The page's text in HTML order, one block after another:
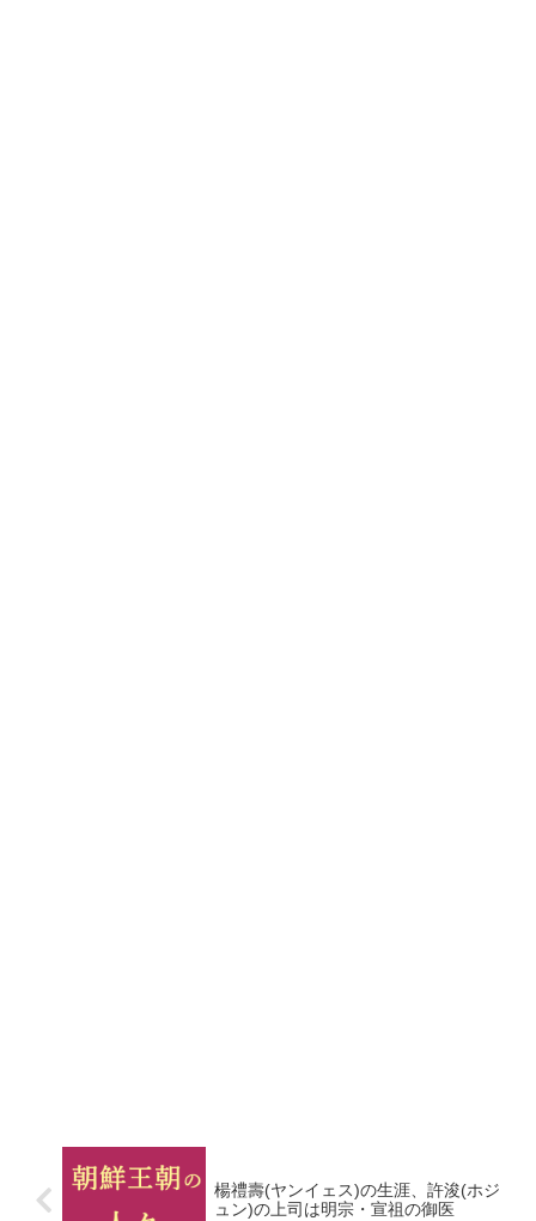
楊禮壽(ヤンイェス)の生涯、許浚(ホジ
ュン)の上司は明宗・宣祖の御医